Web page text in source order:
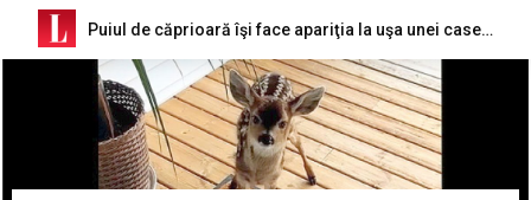
Puiul de căprioară îşi face apariţia la uşa unei case scoţând cele mai drăgălaşe sunete